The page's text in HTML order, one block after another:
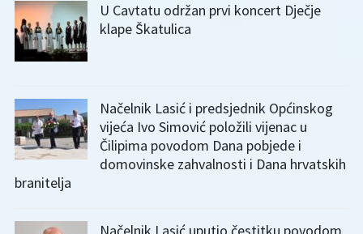
U Cavtatu održan prvi koncert Dječje
klape Škatulica
Načelnik Lasić i predsjednik Općinskog
vijeća Ivo Simović položili vijenac u
Čilipima povodom Dana pobjede i
domovinske zahvalnosti i Dana hrvatskih
branitelja